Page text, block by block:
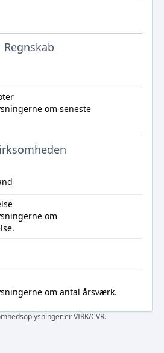
Regnskab
om seneste
om
om antal årsværk.
er VIRK/CVR.